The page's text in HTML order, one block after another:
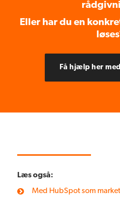
Eller har du en
Få hjælp her
Læs også:
Med HubSpot som